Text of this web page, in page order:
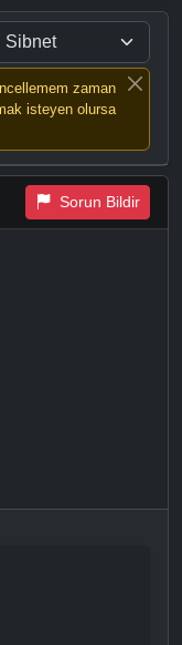
zaman
isteyen olursa
Sorun Bildir